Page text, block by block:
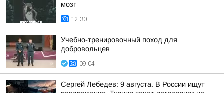
мозг
12:30
Учебно-тренировочный поход для
добровольцев
09:04
Сергей Лебедев: 9 августа. В России ищут